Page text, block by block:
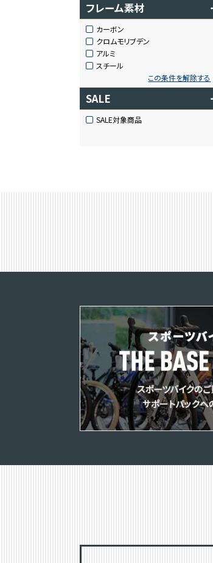
フレーム素材
カーボン
クロムモリブデン
アルミ
スチール
この条件を解除する
SALE
SALE対象商品